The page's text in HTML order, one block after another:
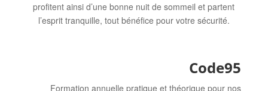
profitent ainsi d’une bonne nuit de sommeil et partent
l’esprit tranquille, tout bénéfice pour votre sécurité.
Code95
Formation annuelle pratique et théorique pour nos